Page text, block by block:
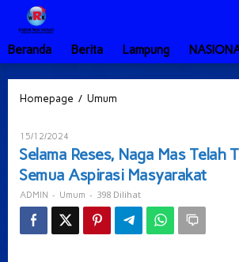
Lewati
konten
Beranda
Berita Lampung
Homepage / Umum
Telah
Tampung
Aspirasi
Masyarakat
15/12/2024
ADMIN
Selama Reses, Naga Mas Telah
Semua Aspirasi Masyarakat
ADMIN - Umum - 398 Dilihat